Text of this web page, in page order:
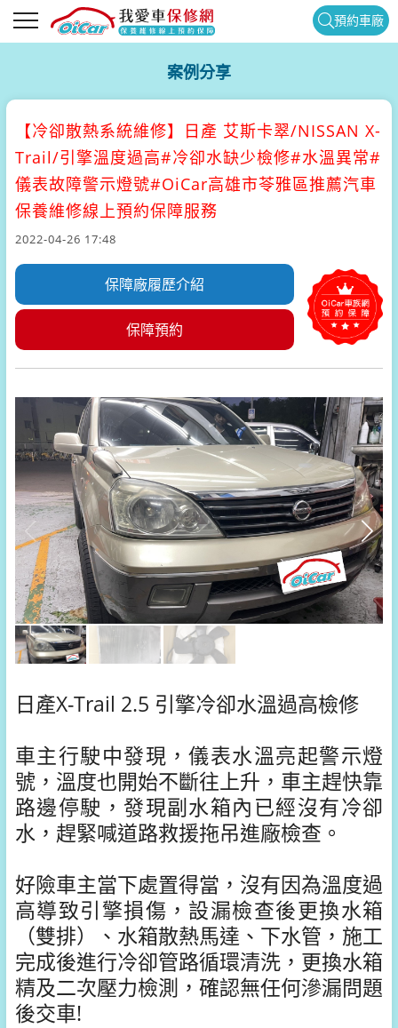
預約車廠
案例分享
【冷卻散熱系統維修】
日產 艾斯卡翠/NISSAN X-
Trail/引擎溫度過高#冷卻水缺少檢修#水溫異常#
儀表故障警示燈號#OiCar高雄市苓雅區推薦汽車
保養維修線上預約保障服務
2022-04-26 17:48
保障廠履歷介紹
保障預約
日產X-Trail 2.5 引擎冷卻水溫過高檢修
車主行駛中發現，儀表水溫亮起警示燈
號，溫度也開始不斷往上升，車主趕快靠
路邊停駛，發現副水箱內已經沒有冷卻
水，趕緊喊道路救援拖吊進廠檢查。
好險車主當下處置得當，沒有因為溫度過
高導致引擎損傷，設漏檢查後更換水箱
（雙排）、水箱散熱馬達、下水管，施工
完成後進行冷卻管路循環清洗，更換水箱
精及二次壓力檢測，確認無任何滲漏問題
後交車!